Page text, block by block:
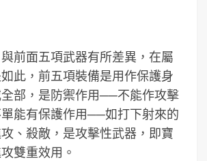
前面五項武器有所差異，在屬
此，前五項裝備是用作保護身
部，是防禦作用──不能作攻擊
能有保護作用──如打下射來的
、殺敵，是攻擊性武器，即寶
雙重效用。